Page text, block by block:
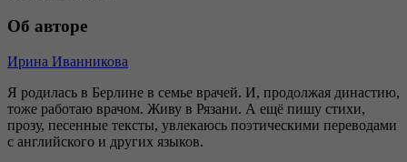
Об авторе
Ирина Иванникова
Я родилась в Берлине в семье врачей. И, продолжая династию,
тоже работаю врачом. Живу в Рязани. А ещё пишу стихи,
прозу, песенные тексты, увлекаюсь поэтическими переводами
с английского и других языков.